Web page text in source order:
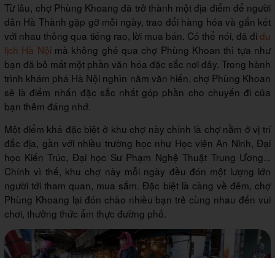
Từ lâu, chợ Phùng Khoang đã trở thành một địa điểm để người
dân Hà Thành gặp gỡ mỗi ngày, trao đổi hàng hóa và gắn kết
với nhau thông qua tiếng rao, lời mua bán. Có thể nói, đã đidu
lịch Hà Nội mà không ghé qua chợ Phùng Khoan thì tựa như
bạn đã bỏ mất một phần văn hóa đặc sắc nơi đây. Trong hành
trình khám phá Hà Nội nghìn năm văn hiến, chợ Phùng Khoan
sẽ là điểm nhấn đặc sắc nhất góp phần cho chuyến đi của
bạn thêm đáng nhớ.
Một điểm khá đặc biệt ở khu chợ này chính là chợ nằm ở vị trí
đắc địa, gần với nhiều trường học như Học viện An Ninh, Đại
học Kiến Trúc, Đại học Sư Phạm Nghệ Thuật Trung Ương...
Chính vì thế, khu chợ này mỗi ngày đều đón một lượng lớn
người tới tham quan, mua sắm. Đặc biệt là càng về đêm, chợ
Phùng Khoang lại đón chào nhiều bạn trẻ cùng nhau đến vui
chơi, thưởng thức ẩm thực đường phố.